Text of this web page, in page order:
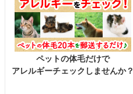
ペットの体毛だけで
アレルギーチェックしませんか？